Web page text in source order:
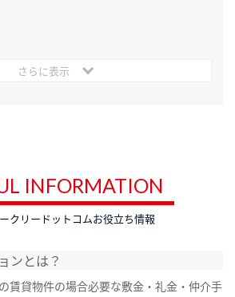
さらに表示
INFORMATION
クリードットコムお役立ち情報
ンとは？
賃貸物件の場合必要な敷金・礼金・仲介手